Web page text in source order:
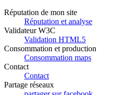
Réputation de mon site
Réputation et analyse
Validateur W3C
Validation HTML5
Consommation et production
Consommation maps
Contact
Contact
Partage réseaux